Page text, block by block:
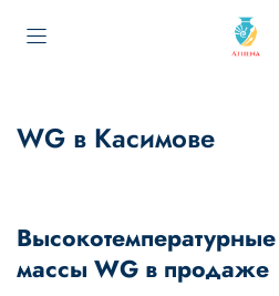
WG в Касимове
массы WG в продаже